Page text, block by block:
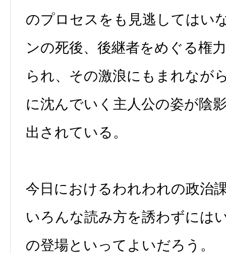
のプロセスをも見逃してはい
ンの死後、後継者をめぐる権
られ、その激浪にもまれなが
に沈んでいく主人公の姿が陰
出されている。
今日におけるわれわれの政治
いろんな読み方を誘わずには
の登場といってよいだろう。